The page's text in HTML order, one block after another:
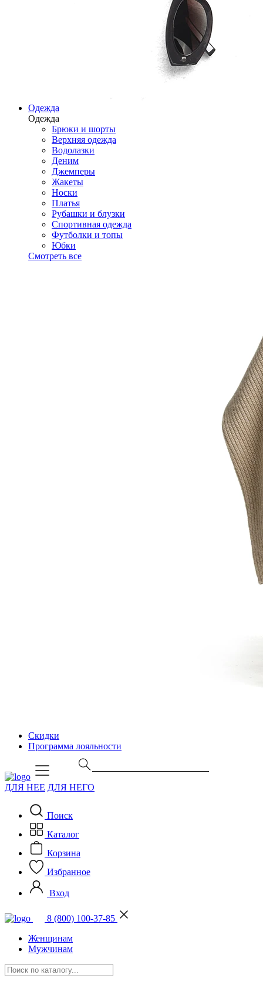
Одежда
Одежда
Брюки и шорты
Верхняя одежда
Водолазки
Деним
Джемперы
Жакеты
Носки
Платья
Рубашки и блузки
Спортивная одежда
Футболки и топы
Юбки
Смотреть все
Скидки
Программа лояльности
ДЛЯ НЕЕ ДЛЯ НЕГО
Поиск
Каталог
Корзина
Избранное
Вход
8 (800) 100-37-85
Женщинам
Мужчинам